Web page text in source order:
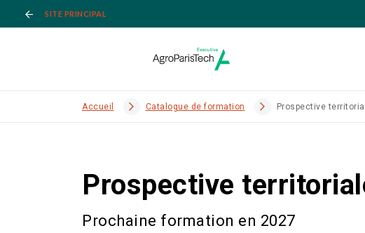
SITE PRINCIPAL
Accueil Catalogue de formation Prospective
Prospective
Prochaine formation en 2027